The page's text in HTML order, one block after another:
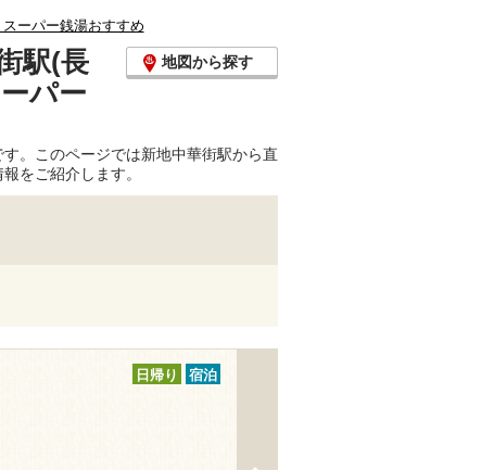
ーパー銭湯おすすめ
駅(長
パー
地図から探す
。このページでは新地中華街駅から直
をご紹介します。
日帰り 宿泊